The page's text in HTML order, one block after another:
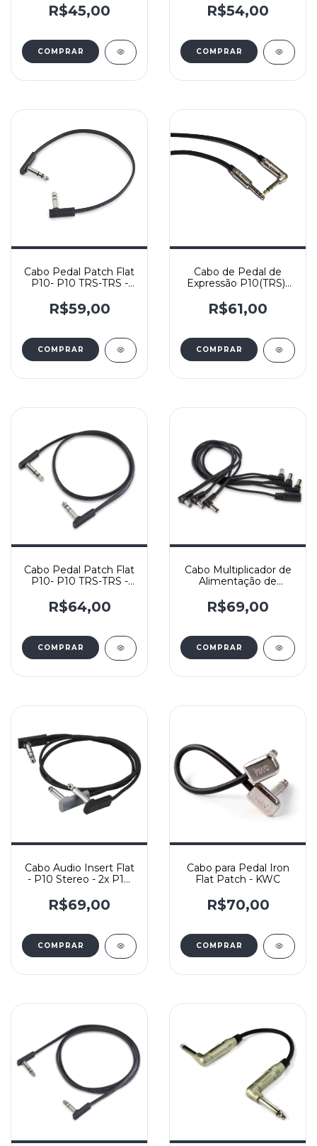
R$45,00
X30(2x0,30mm2) Sto.
Angelo e conec. DLK
R$54,00
COMPRAR
Cabo Pedal Patch Flat
P10- P10 TRS-TRS -
R$59,00
Cabo de Pedal de
Expressão P10(TRS)-
Cabo X30(2x0,30mm2)
e Conectores HJH -
R$61,00
COMPRAR
Cabo Pedal Patch Flat
P10- P10 TRS-TRS -
R$64,00
Cabo Multiplicador de
Alimentação de
RBO CAB DC6 -
Rockboard
R$69,00
Cabo Audio Insert Flat
- P10 Stereo - 2x P10
50cm
R$69,00
Cabo para Pedal Iron
Flat Patch - KWC
R$70,00
COMPRAR